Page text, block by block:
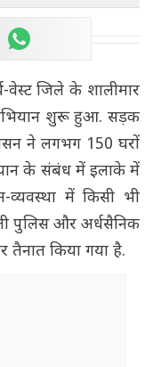
वेस्ट जिले के शालीमार
शुरू हुआ. सड़क
ने लगभग 150 घरों
के संबंध में इलाके में
व्यवस्था में किसी भी
पुलिस और अर्धसैनिक
तैनात किया गया है.